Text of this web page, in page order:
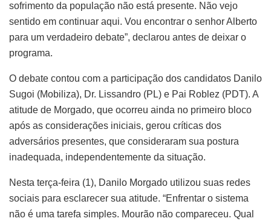
sofrimento da população não está presente. Não vejo
sentido em continuar aqui. Vou encontrar o senhor Alberto
para um verdadeiro debate”, declarou antes de deixar o
programa.
O debate contou com a participação dos candidatos Danilo
Sugoi (Mobiliza), Dr. Lissandro (PL) e Pai Roblez (PDT). A
atitude de Morgado, que ocorreu ainda no primeiro bloco
após as considerações iniciais, gerou críticas dos
adversários presentes, que consideraram sua postura
inadequada, independentemente da situação.
Nesta terça-feira (1), Danilo Morgado utilizou suas redes
sociais para esclarecer sua atitude. “Enfrentar o sistema
não é uma tarefa simples. Mourão não compareceu. Qual